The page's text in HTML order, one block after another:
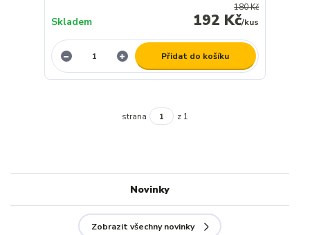
180 Kč
192 Kč/kus
Skladem
Přidat do košíku
strana z 1
Novinky
Zobrazit všechny novinky